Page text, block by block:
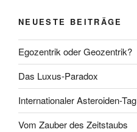
NEUESTE BEITRÄGE
Egozentrik oder Geozentrik?
Das Luxus-Paradox
Internationaler Asteroiden-Tag
Vom Zauber des Zeitstaubs